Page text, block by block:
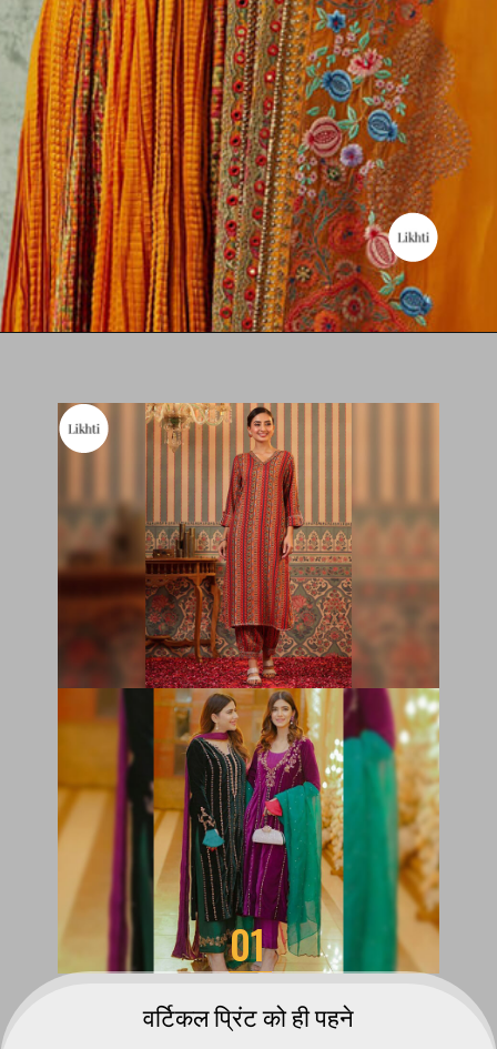
वर्टिकल प्रिंट को ही पहने
01